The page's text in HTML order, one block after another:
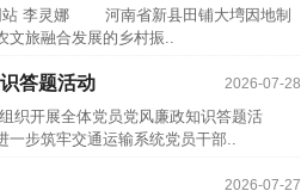
站 李灵娜 河南省新县田铺大塆因地制
文旅融合发展的乡村振..
2026-07-28
答题活动
织开展全体党员党风廉政知识答题活
步筑牢交通运输系统党员干部..
2026-07-27